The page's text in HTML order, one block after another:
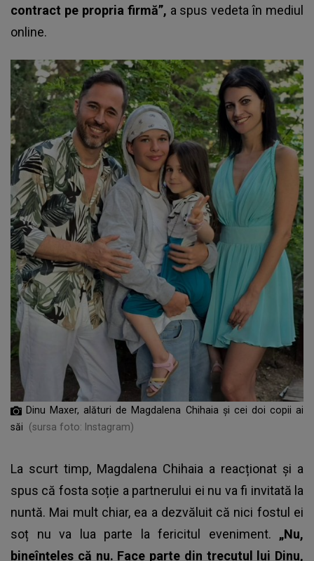
contract pe propria firmă”, a spus vedeta în mediul
online.
Dinu Maxer, alături de Magdalena Chihaia și cei doi copii ai
săi
(sursa foto: Instagram)
La scurt timp, Magdalena Chihaia a reacționat și a
spus că fosta soție a partnerului ei nu va fi invitată la
nuntă. Mai mult chiar, ea a dezvăluit că nici fostul ei
soț nu va lua parte la fericitul eveniment. „Nu,
bineînțeles că nu. Face parte din trecutul lui Dinu,